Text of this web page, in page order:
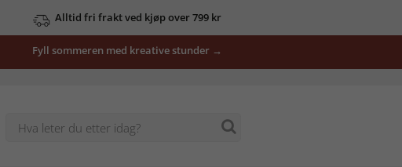
Alltid fri frakt ved kjøp over 799 kr
Fyll sommeren med kreative stunder →